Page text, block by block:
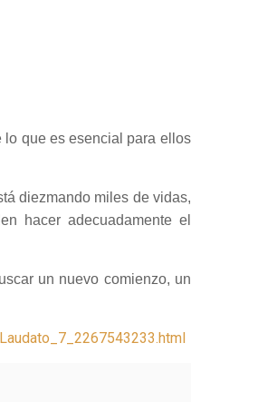
que es esencial para ellos
diezmando miles de vidas,
hacer adecuadamente el
un nuevo comienzo, un